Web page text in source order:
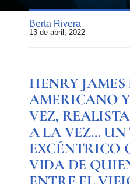
Berta Rivera
13 de abril, 2022
HENRY
AMERICANO
VEZ,
A LA VEZ…
EXCÉNTRICO
VIDA DE